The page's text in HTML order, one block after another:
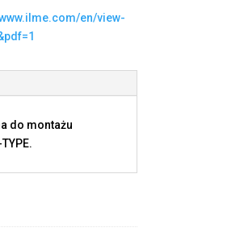
en/view-
do montażu